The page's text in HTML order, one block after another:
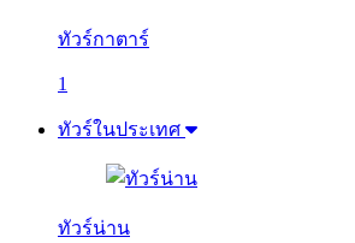
ทัวร์กาตาร์
1
ทัวร์ในประเทศ
ทัวร์น่าน